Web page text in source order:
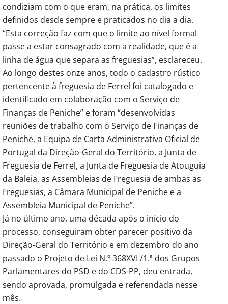
condiziam com o que eram, na prática, os limites
definidos desde sempre e praticados no dia a dia.
“Esta correção faz com que o limite ao nível formal
passe a estar consagrado com a realidade, que é a
linha de água que separa as freguesias”, esclareceu.
Ao longo destes onze anos, todo o cadastro rústico
pertencente à freguesia de Ferrel foi catalogado e
identificado em colaboração com o Serviço de
Finanças de Peniche” e foram “desenvolvidas
reuniões de trabalho com o Serviço de Finanças de
Peniche, a Equipa de Carta Administrativa Oficial de
Portugal da Direção-Geral do Território, a Junta de
Freguesia de Ferrel, a Junta de Freguesia de Atouguia
da Baleia, as Assembleias de Freguesia de ambas as
Freguesias, a Câmara Municipal de Peniche e a
Assembleia Municipal de Peniche”.
Já no último ano, uma década após o início do
processo, conseguiram obter parecer positivo da
Direção-Geral do Território e em dezembro do ano
passado o Projeto de Lei N.º 368XVI /1.ª dos Grupos
Parlamentares do PSD e do CDS-PP, deu entrada,
sendo aprovada, promulgada e referendada nesse
mês.